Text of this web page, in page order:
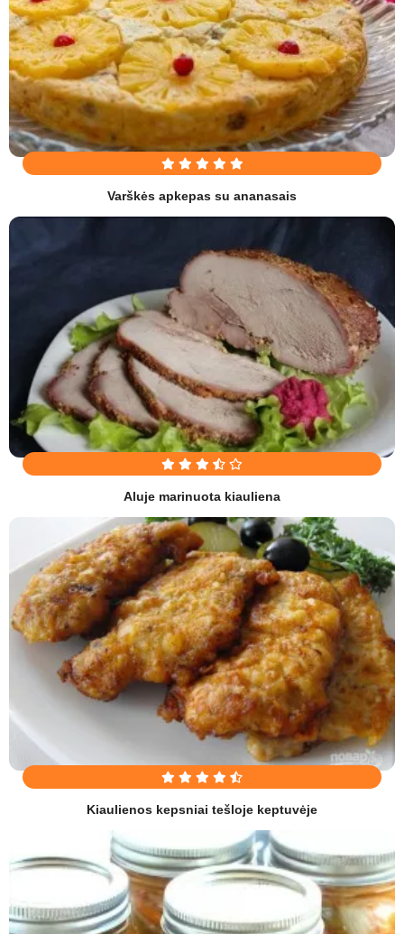
Varškės apkepas su ananasais
Aluje marinuota kiauliena
Kiaulienos kepsniai tešloje keptuvėje